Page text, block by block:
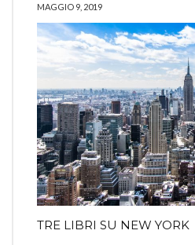
MAGGIO 9, 2019
TRE LIBRI SU NEW YORK